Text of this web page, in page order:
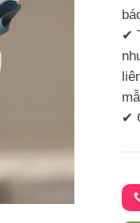
✔
✔